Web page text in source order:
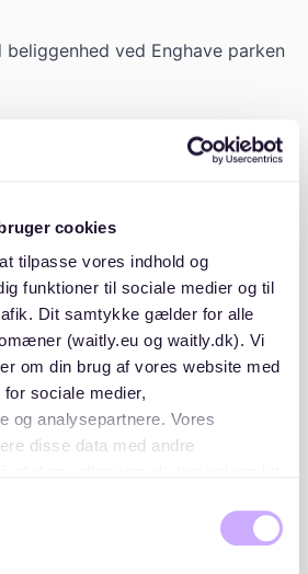
cookies
tilpasse vores indhold og
funktioner til sociale medier og til
Dit samtykke gælder for alle
(waitly.eu og waitly.dk). Vi
om din brug af vores website med
sociale medier,
og analysepartnere. Vores
disse data med andre
med at anvende vores
ved Enghave parken
lister
i forbindelse med
er følgende: